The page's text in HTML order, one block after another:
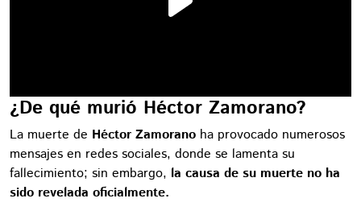
¿De qué murió Héctor Zamorano?
La muerte de Héctor Zamorano ha provocado numerosos
mensajes en redes sociales, donde se lamenta su
fallecimiento; sin embargo, la causa de su muerte no ha
sido revelada oficialmente.